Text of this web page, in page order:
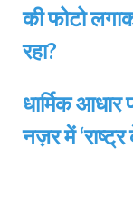
की फोटो
रहा?
धार्मिक आधार
नज़र में